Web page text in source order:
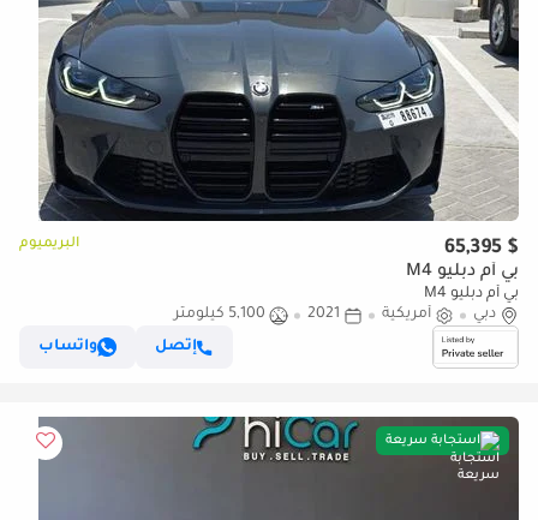
$ 65,395 البريميوم
بي أم دبليو M4
بي أم دبليو M4
دبي
أمريكية 2021
5,100 كيلومتر
إتصل
واتساب
استجابة سريعة